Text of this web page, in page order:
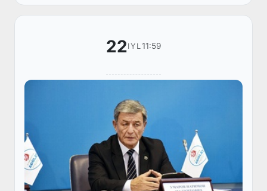
22IYL 11:59